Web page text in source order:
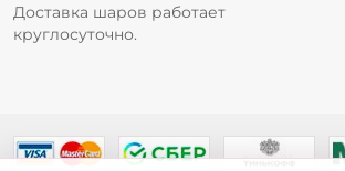
Доставка шаров работает
круглосуточно.